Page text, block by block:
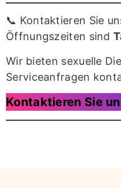
📞 Kontaktieren Sie
Öffnungszeiten sind
Wir bieten sexuelle
Serviceanfragen
Kontaktieren Sie